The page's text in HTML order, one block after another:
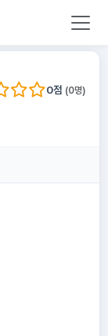
0점 (0명)